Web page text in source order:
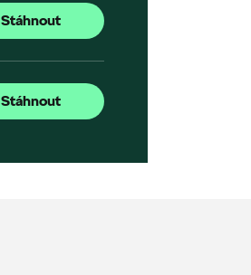
Stáhnout
Stáhnout